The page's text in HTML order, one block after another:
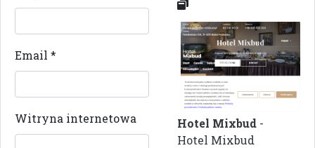
Email *
Witryna internetowa Hotel Mixbud -
Hotel Mixbud